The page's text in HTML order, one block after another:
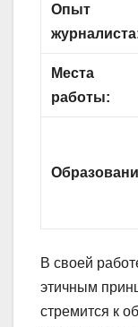
Опыт
Места
работы:
В своей
этичным
стремится к